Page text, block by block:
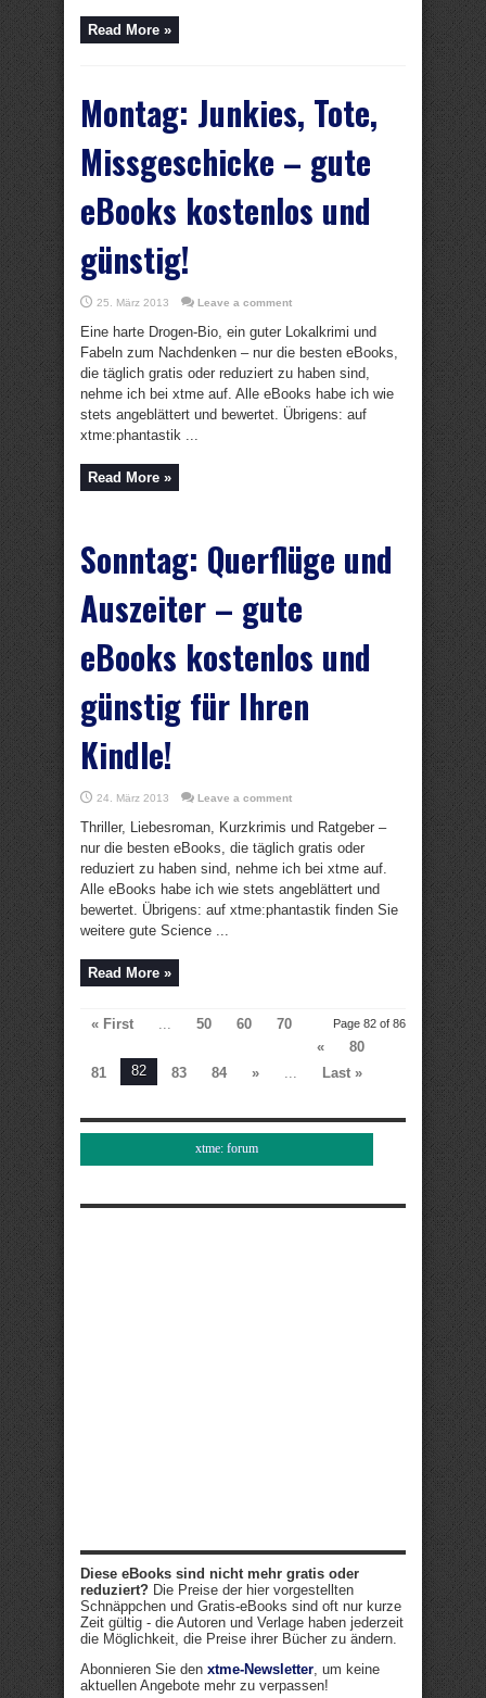
Read More »
Montag: Junkies, Tote,
Missgeschicke – gute
eBooks kostenlos und
günstig!
25. März 2013 Leave a comment
Eine harte Drogen-Bio, ein guter Lokalkrimi und
Fabeln zum Nachdenken – nur die besten eBooks,
die täglich gratis oder reduziert zu haben sind,
nehme ich bei xtme auf. Alle eBooks habe ich wie
stets angeblättert und bewertet. Übrigens: auf
xtme:phantastik ...
Read More »
Sonntag: Querflüge und
Auszeiter – gute
eBooks kostenlos und
günstig für Ihren
Kindle!
24. März 2013 Leave a comment
Thriller, Liebesroman, Kurzkrimis und Ratgeber –
nur die besten eBooks, die täglich gratis oder
reduziert zu haben sind, nehme ich bei xtme auf.
Alle eBooks habe ich wie stets angeblättert und
bewertet. Übrigens: auf xtme:phantastik finden Sie
weitere gute Science ...
Read More »
Page 82 of 86
« First ... 50 60
70
«
80
81
82 83 84 » ... Last »
xtme: forum
Diese eBooks sind nicht mehr gratis oder
reduziert? Die Preise der hier vorgestellten
Schnäppchen und Gratis-eBooks sind oft nur kurze
Zeit gültig - die Autoren und Verlage haben jederzeit
die Möglichkeit, die Preise ihrer Bücher zu ändern.
Abonnieren Sie den xtme-Newsletter, um keine
aktuellen Angebote mehr zu verpassen!